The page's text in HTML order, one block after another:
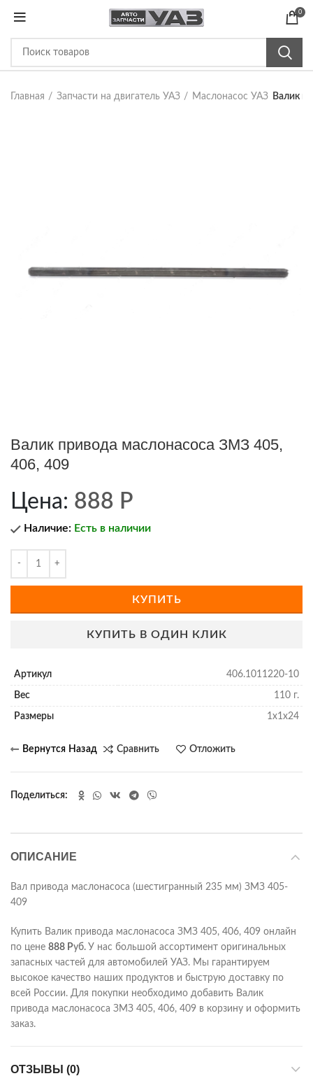
0
Главная Запчасти на двигатель УАЗ Маслонасос УАЗ Валик
Валик привода маслонасоса ЗМЗ 405,
406, 409
Цена: 888 Р
Наличие: Есть в наличии
КУПИТЬ
КУПИТЬ В ОДИН КЛИК
Артикул 406.1011220-10
Вес 110 г.
Размеры 1х1х24
Сравнить Отложить
Поделиться
ОПИСАНИЕ
Вал привода маслонасоса (шестигранный 235 мм) ЗМЗ 405-
409
Купить Валик привода маслонасоса ЗМЗ 405, 406, 409 онлайн
по цене 888 Руб. У нас большой ассортимент оригинальных
запасных частей для автомобилей УАЗ. Мы гарантируем
высокое качество наших продуктов и быструю доставку по
всей России. Для покупки необходимо добавить Валик
привода маслонасоса ЗМЗ 405, 406, 409 в корзину и оформить
заказ.
ОТЗЫВЫ (0)